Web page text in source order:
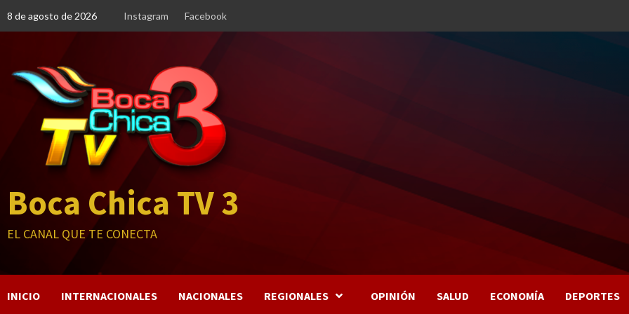
8 de agosto de 2026 Instagram Facebook
Boca Chica TV 3
EL CANAL QUE TE CONECTA
INICIO INTERNACIONALES NACIONALES REGIONALES OPINIÓN SALUD ECONOMÍA DEPORTES